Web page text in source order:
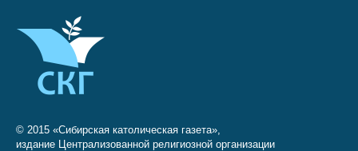
© 2015 «Сибирская католическая газета»,
издание Централизованной религиозной организации